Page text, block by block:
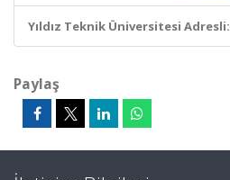
Yıldız Teknik Üniversitesi Adresli:
Paylaş